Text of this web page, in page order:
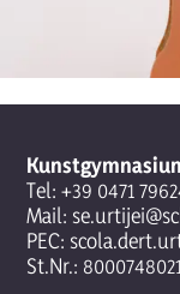
Tel: +39 0471
Mail:
PEC:
St.Nr.: